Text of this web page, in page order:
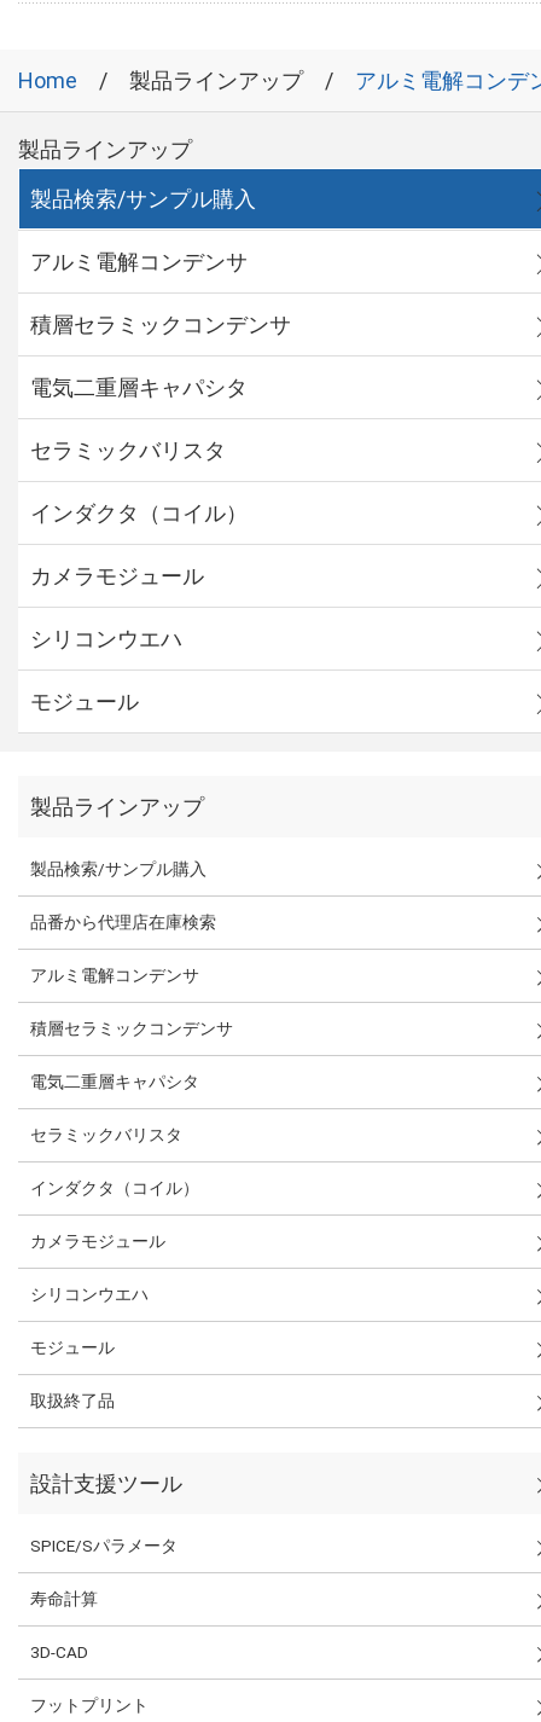
Home 製品ラインアップ アルミ電解コンデ
製品ラインアップ
製品検索/サンプル購入
アルミ電解コンデンサ
積層セラミックコンデンサ
電気二重層キャパシタ
セラミックバリスタ
インダクタ（コイル）
カメラモジュール
シリコンウエハ
モジュール
製品ラインアップ
製品検索/サンプル購入
品番から代理店在庫検索
アルミ電解コンデンサ
積層セラミックコンデンサ
電気二重層キャパシタ
セラミックバリスタ
インダクタ（コイル）
カメラモジュール
シリコンウエハ
モジュール
取扱終了品
設計支援ツール
SPICE/Sパラメータ
寿命計算
3D-CAD
フットプリント